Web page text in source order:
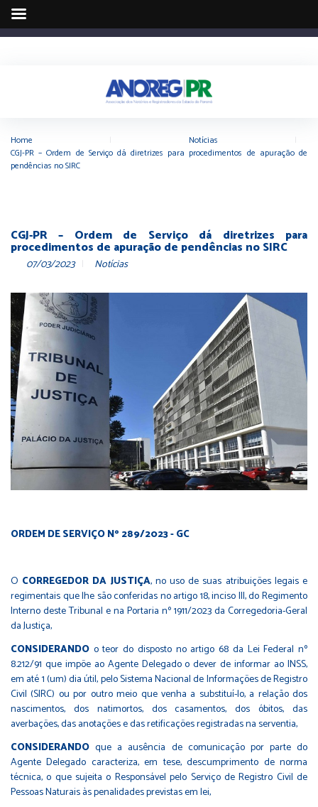
Home Notícias
CGJ-PR – Ordem de Serviço dá diretrizes para procedimentos de apuração de
pendências no SIRC
CGJ-PR – Ordem de Serviço dá diretrizes para
procedimentos de apuração de pendências no SIRC
07/03/2023 Notícias
ORDEM DE SERVIÇO Nº 289/2023 - GC
O CORREGEDOR DA JUSTIÇA, no uso de suas atribuições legais e
regimentais que lhe são conferidas no artigo 18, inciso III, do Regimento
Interno deste Tribunal e na Portaria nº 1911/2023 da Corregedoria-Geral
da Justiça,
CONSIDERANDO o teor do disposto no artigo 68 da Lei Federal nº
8.212/91 que impõe ao Agente Delegado o dever de informar ao INSS,
em até 1 (um) dia útil, pelo Sistema Nacional de Informações de Registro
Civil (SIRC) ou por outro meio que venha a substituí-lo, a relação dos
nascimentos, dos natimortos, dos casamentos, dos óbitos, das
averbações, das anotações e das retificações registradas na serventia,
CONSIDERANDO que a ausência de comunicação por parte do
Agente Delegado caracteriza, em tese, descumprimento de norma
técnica, o que sujeita o Responsável pelo Serviço de Registro Civil de
Pessoas Naturais às penalidades previstas em lei,